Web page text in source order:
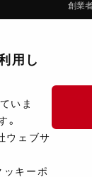
知らせ
創業
用し
いま
。
ウェブサ
ッキーポ